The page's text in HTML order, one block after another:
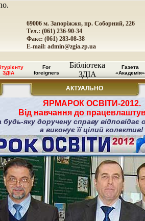
69006 м. Запоріжжя, пр. Соборний, 226
Тел.: (061) 236-90-34
Факс: (061) 283-08-38
E-mail: admin@zgia.zp.ua
ЗДІА
For
foreigners
Бібліотека
ЗДІА
Газета
«Академія»
АКТУАЛЬНО
ЯРМАРОК ОСВІТИ-2012.
Від навчання до
будь-яку доручену справу відповідає
а виконує її цілий колектив!